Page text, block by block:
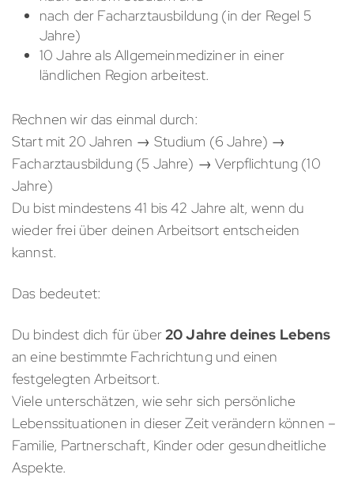
nach der Facharztausbildung (in der Regel 5
Jahre)
10 Jahre als Allgemeinmediziner in einer
ländlichen Region arbeitest.
Rechnen wir das einmal durch:
Start mit 20 Jahren → Studium (6 Jahre) →
Facharztausbildung (5 Jahre) → Verpflichtung (10
Jahre)
Du bist mindestens 41 bis 42 Jahre alt, wenn du
wieder frei über deinen Arbeitsort entscheiden
kannst.
Das bedeutet:
Du bindest dich für über20 Jahre deines Lebens
an eine bestimmte Fachrichtung und einen
festgelegten Arbeitsort.
Viele unterschätzen, wie sehr sich persönliche
Lebenssituationen in dieser Zeit verändern können –
Familie, Partnerschaft, Kinder oder gesundheitliche
Aspekte.